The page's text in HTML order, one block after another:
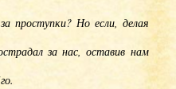
проступки? Но если, делая
за нас, оставив нам